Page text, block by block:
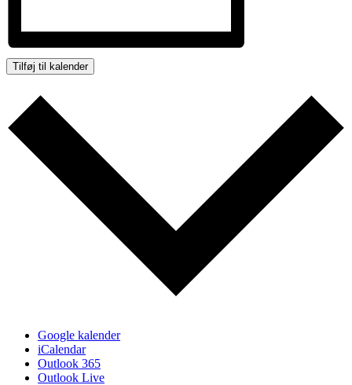
Tilføj til kalender
Google kalender
iCalendar
Outlook 365
Outlook Live